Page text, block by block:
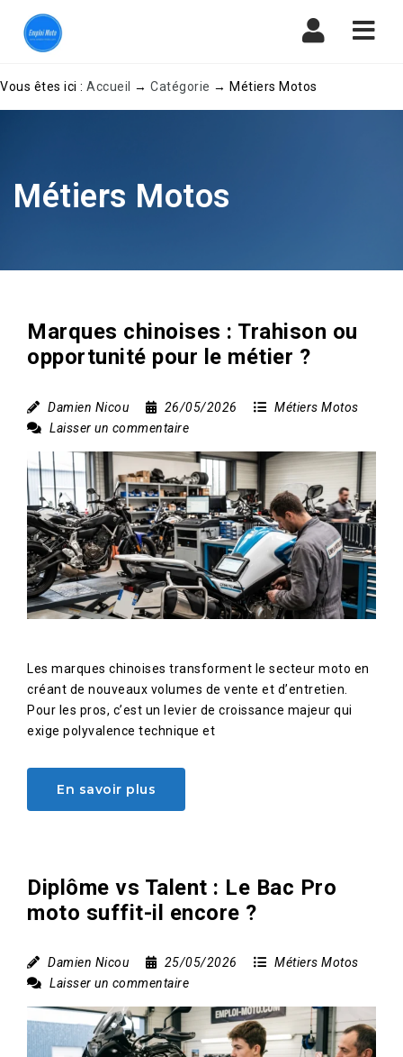
Vous êtes ici : Accueil → Catégorie → Métiers Motos
Métiers Motos
Marques chinoises : Trahison ou
opportunité pour le métier ?
Damien Nicou 26/05/2026
Métiers Motos
Laisser un commentaire
Les marques chinoises transforment le secteur moto en
créant de nouveaux volumes de vente et d’entretien.
Pour les pros, c’est un levier de croissance majeur qui
exige polyvalence technique et
En savoir plus
Diplôme vs Talent : Le Bac Pro
moto suffit-il encore ?
Damien Nicou 25/05/2026
Métiers Motos
Laisser un commentaire